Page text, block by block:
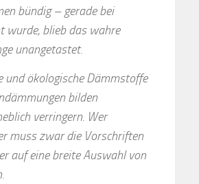
bündig – gerade bei
wurde, blieb das wahre
unangetastet.
ökologische Dämmstoffe
bilden
verringern. Wer
muss zwar die Vorschriften
auf eine breite Auswahl von